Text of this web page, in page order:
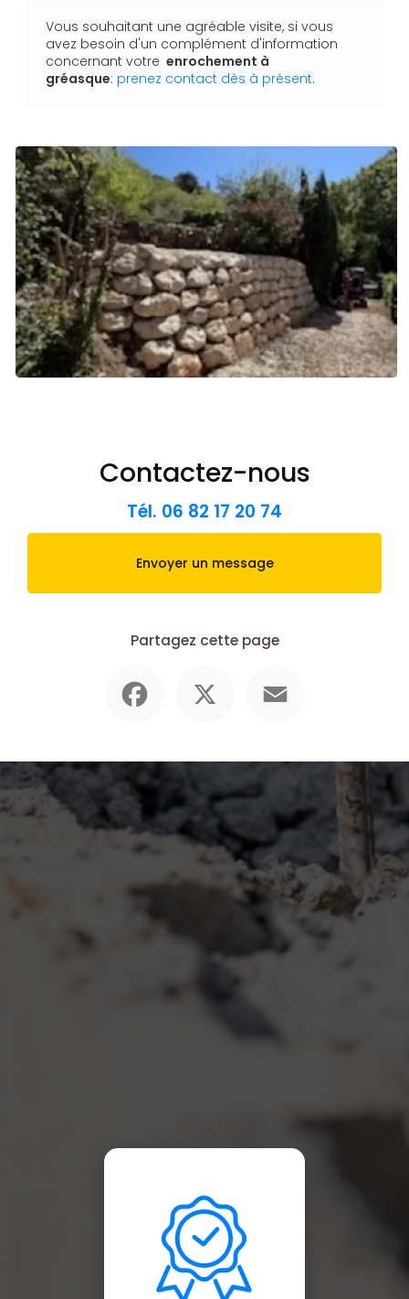
Vous souhaitant une agréable visite, si vous
avez besoin d'un complément d'information
concernant votre enrochement à
gréasque: prenez contact dès à présent.
Contactez-nous
Tél. 06 82 17 20 74
Envoyer un message
Partagez cette page